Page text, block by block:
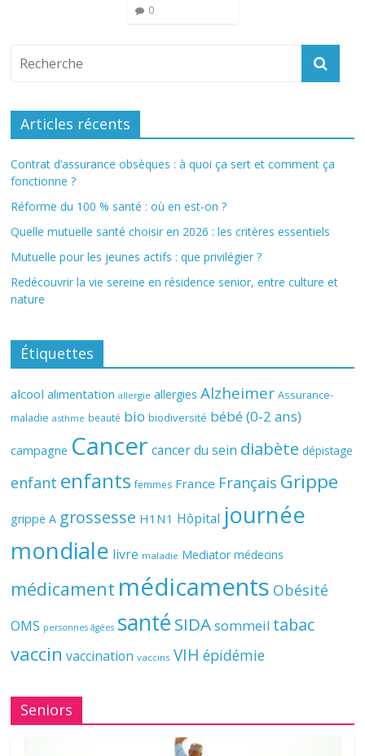
0
Articles récents
Contrat d’assurance obsèques : à quoi ça sert et comment ça
fonctionne ?
Réforme du 100 % santé : où en est-on ?
Quelle mutuelle santé choisir en 2026 : les critères essentiels
Mutuelle pour les jeunes actifs : que privilégier ?
Redécouvrir la vie sereine en résidence senior, entre culture et
nature
Étiquettes
alcool alimentation allergie allergies Alzheimer Assurance-
maladie asthme beauté bio biodiversité bébé (0-2 ans)
campagne Cancer cancer du sein diabète dépistage
enfant enfants femmes France Français Grippe
grippe A grossesse H1N1 Hôpital journée
mondiale livre maladie Mediator médecins
médicament médicaments Obésité
OMS personnes âgées santé SIDAsommeil tabac
vaccin vaccination vaccins VIH épidémie
Seniors